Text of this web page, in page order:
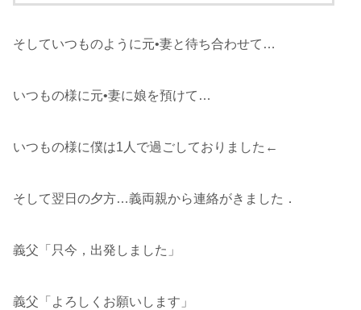
そしていつものように元•妻と待ち合わせて…
いつもの様に元•妻に娘を預けて…
いつもの様に僕は1人で過ごしておりました←
そして翌日の夕方…義両親から連絡がきました．
義父「只今，出発しました」
義父「よろしくお願いします」